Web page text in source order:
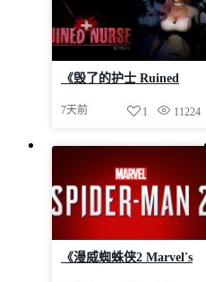
《毁了的护士 Ruined
官中免安装-简中|容量
7天前 11224
1
《漫威蜘蛛侠2 Marvel's